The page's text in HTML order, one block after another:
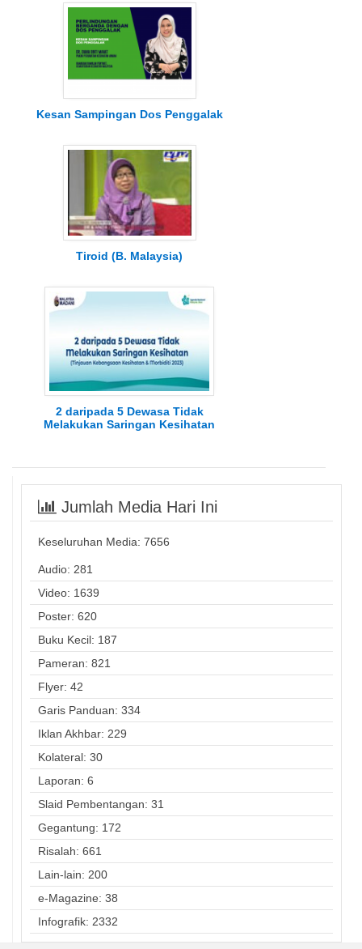
Kesan Sampingan Dos Penggalak
Tiroid (B. Malaysia)
2 daripada 5 Dewasa Tidak
Melakukan Saringan Kesihatan
Jumlah Media Hari Ini
Keseluruhan Media: 7656
Audio: 281
Video: 1639
Poster: 620
Buku Kecil: 187
Pameran: 821
Flyer: 42
Garis Panduan: 334
Iklan Akhbar: 229
Kolateral: 30
Laporan: 6
Slaid Pembentangan: 31
Gegantung: 172
Risalah: 661
Lain-lain: 200
e-Magazine: 38
Infografik: 2332